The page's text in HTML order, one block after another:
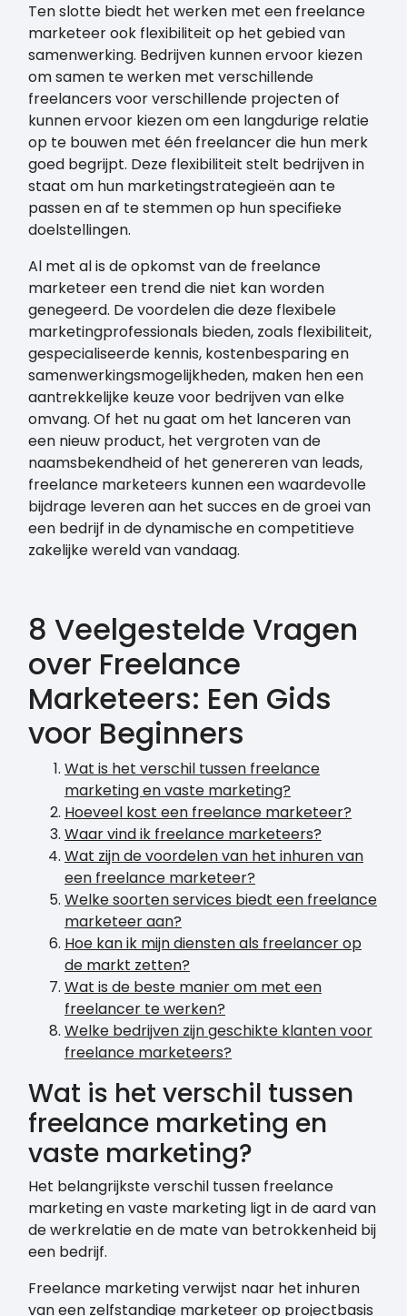
Ten slotte biedt het werken met een freelance
marketeer ook flexibiliteit op het gebied van
samenwerking. Bedrijven kunnen ervoor kiezen
om samen te werken met verschillende
freelancers voor verschillende projecten of
kunnen ervoor kiezen om een langdurige relatie
op te bouwen met één freelancer die hun merk
goed begrijpt. Deze flexibiliteit stelt bedrijven in
staat om hun marketingstrategieën aan te
passen en af te stemmen op hun specifieke
doelstellingen.
Al met al is de opkomst van de freelance
marketeer een trend die niet kan worden
genegeerd. De voordelen die deze flexibele
marketingprofessionals bieden, zoals flexibiliteit,
gespecialiseerde kennis, kostenbesparing en
samenwerkingsmogelijkheden, maken hen een
aantrekkelijke keuze voor bedrijven van elke
omvang. Of het nu gaat om het lanceren van
een nieuw product, het vergroten van de
naamsbekendheid of het genereren van leads,
freelance marketeers kunnen een waardevolle
bijdrage leveren aan het succes en de groei van
een bedrijf in de dynamische en competitieve
zakelijke wereld van vandaag.
8 Veelgestelde Vragen
over Freelance
Marketeers: Een Gids
voor Beginners
Wat is het verschil tussen freelance
marketing en vaste marketing?
Hoeveel kost een freelance marketeer?
Waar vind ik freelance marketeers?
Wat zijn de voordelen van het inhuren van
een freelance marketeer?
Welke soorten services biedt een freelance
marketeer aan?
Hoe kan ik mijn diensten als freelancer op
de markt zetten?
Wat is de beste manier om met een
freelancer te werken?
Welke bedrijven zijn geschikte klanten voor
freelance marketeers?
Wat is het verschil tussen
freelance marketing en
vaste marketing?
Het belangrijkste verschil tussen freelance
marketing en vaste marketing ligt in de aard van
de werkrelatie en de mate van betrokkenheid bij
een bedrijf.
Freelance marketing verwijst naar het inhuren
van een zelfstandige marketeer op projectbasis